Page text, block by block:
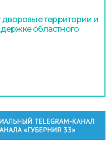
территории и
областного